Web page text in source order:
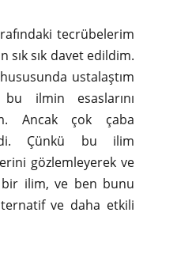
tecrübelerim
sık sık davet edildim.
ustalaştım
ilmin esaslarını
Ancak çok çaba
Çünkü bu ilim
gözlemleyerek ve
ilim, ve ben bunu
ve daha etkili